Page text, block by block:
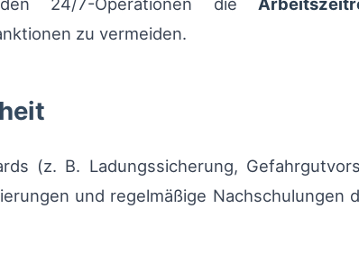
zu vermeiden.
(z. B. Ladungssicherung,
und regelmäßige Nachschulungen